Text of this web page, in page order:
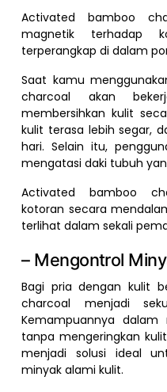
Activated bamboo
magnetik terhadap
terperangkap di dalam
Saat kamu
charcoal akan
membersihkan kulit
kulit terasa lebih segar,
hari. Selain itu,
mengatasi daki tubuh
Activated bamboo
kotoran secara
terlihat dalam sekali
– Mengontrol
Bagi pria dengan kulit
charcoal menjadi
Kemampuannya dalam
tanpa mengeringkan
menjadi solusi ideal
minyak alami kulit.